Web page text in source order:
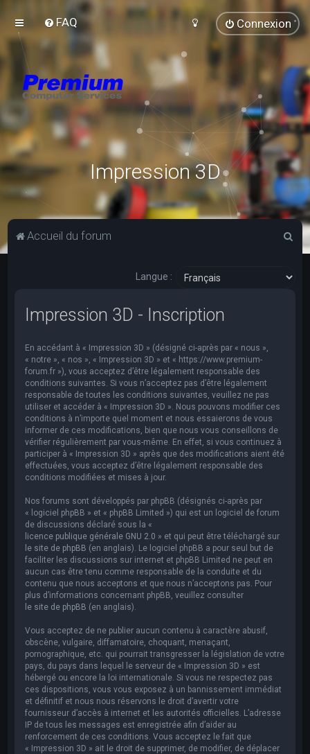
FAQ Connexion
Impression 3D
Accueil du forum
Langue :
Impression 3D - Inscription
En accédant à « Impression 3D » (désigné ci-après par « nous »,
« notre », « nos », « Impression 3D » et « https://www.premium-
forum.fr »), vous acceptez d’être légalement responsable des
conditions suivantes. Si vous n’acceptez pas d’être légalement
responsable de toutes les conditions suivantes, veuillez ne pas
utiliser et accéder à « Impression 3D ». Nous pouvons modifier ces
conditions à n’importe quel moment et nous essaierons de vous
informer de ces modifications, bien que nous vous conseillons de
vérifier régulièrement par vous-même. En effet, si vous continuez à
participer à « Impression 3D » après que des modifications aient été
effectuées, vous acceptez d’être légalement responsable des
conditions modifiées et mises à jour.
Nos forums sont développés par phpBB (désignés ci-après par
« logiciel phpBB » et « phpBB Limited ») qui est un logiciel de forum
de discussions déclaré sous la «
licence publique générale GNU 2.0 » et qui peut être téléchargé sur
le site de phpBB (en anglais). Le logiciel phpBB a pour seul but de
faciliter les discussions sur internet et phpBB Limited ne peut en
aucun cas être tenu comme responsable de la conduite et du
contenu que nous acceptons et que nous n’acceptons pas. Pour
plus d’informations concernant phpBB, veuillez consulter
le site de phpBB (en anglais).
Vous acceptez de ne publier aucun contenu à caractère abusif,
obscène, vulgaire, diffamatoire, choquant, menaçant,
pornographique, etc. qui pourrait transgresser la législation de votre
pays, du pays dans lequel le serveur de « Impression 3D » est
hébergé ou encore la loi internationale. Si vous ne respectez pas
ces dispositions, vous vous exposez à un bannissement immédiat
et définitif et nous nous réservons le droit d’avertir votre
fournisseur d’accès à internet et les autorités officielles. L’adresse
IP de tous les messages est enregistrée afin d’aider au
renforcement de ces conditions. Vous acceptez le fait que
« Impression 3D » ait le droit de supprimer, de modifier, de déplacer